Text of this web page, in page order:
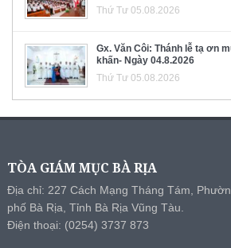
Thứ Tư 05.08.2026
Gx. Văn Côi: Thánh lễ tạ ơn
khấn- Ngày 04.8.2026
Thứ Tư 05.08.2026
TÒA GIÁM MỤC BÀ RỊA
Địa chỉ: 227 Cách Mạng Tháng Tám,
phố Bà Rịa, Tỉnh Bà Rịa Vũng Tàu.
Điện thoại: (0254) 3737 873